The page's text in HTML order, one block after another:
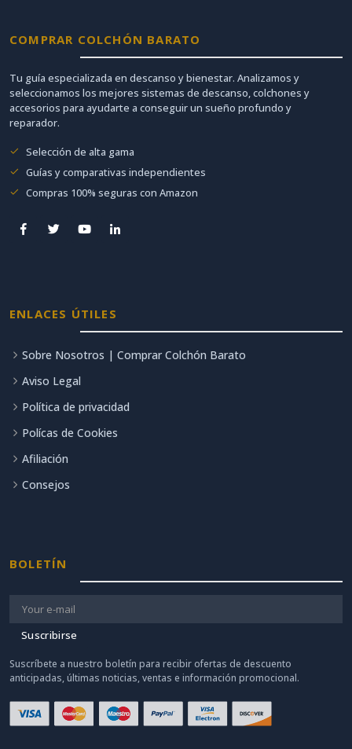
COMPRAR COLCHÓN BARATO
Tu guía especializada en descanso y bienestar. Analizamos y
seleccionamos los mejores sistemas de descanso, colchones y
accesorios para ayudarte a conseguir un sueño profundo y
reparador.
Selección de alta gama
Guías y comparativas independientes
Compras 100% seguras con Amazon
ENLACES ÚTILES
Sobre Nosotros | Comprar Colchón Barato
Aviso Legal
Política de privacidad
Polícas de Cookies
Afiliación
Consejos
BOLETÍN
Suscribirse
Suscríbete a nuestro boletín para recibir ofertas de descuento
anticipadas, últimas noticias, ventas e información promocional.